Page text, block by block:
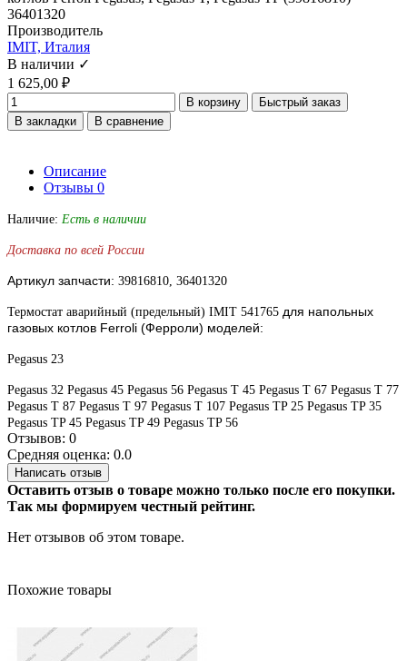
Производитель
IMIT, Италия
В наличии ✓
1 625,00 ₽
В корзину
Быстрый заказ
В закладки
В сравнение
Описание
Отзывы 0
Наличие: Есть в наличии
Доставка по всей России
Артикул запчасти: 39816810, 36401320
Термостат аварийный (предельный) IMIT 541765 для напольных
газовых котлов Ferroli (Ферроли) моделей:
Pegasus 23
Pegasus 32 Pegasus 45 Pegasus 56 Pegasus T 45 Pegasus T 67 Pegasus T 77
Pegasus T 87 Pegasus T 97 Pegasus T 107 Pegasus TP 25 Pegasus TP 35
Pegasus TP 45 Pegasus TP 49 Pegasus TP 56
Отзывов: 0
Средняя оценка: 0.0
Написать отзыв
Оставить отзыв о товаре можно только после его покупки.
Так мы формируем честный рейтинг.
Нет отзывов об этом товаре.
Похожие товары